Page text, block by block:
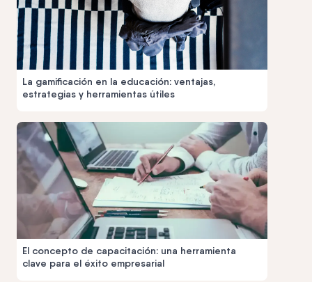
La gamificación en la educación: ventajas,
estrategias y herramientas útiles
El concepto de capacitación: una herramienta
clave para el éxito empresarial